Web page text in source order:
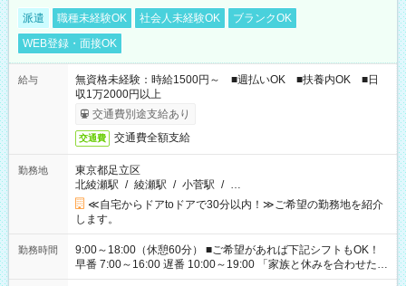
派遣 職種未経験OK 社会人未経験OK
ブランクOK
WEB登録・面接OK
給与
無資格未経験：時給1500円～ ■週払いOK ■扶養内OK ■日
収1万2000円以上
交通費別途支給あり
交通費 交通費全額支給
勤務地
東京都足立区
北綾瀬駅 / 綾瀬駅 / 小菅駅 / …
≪自宅からドアtoドアで30分以内！≫ご希望の勤務地を紹介
します。
勤務時間
9:00～18:00（休憩60分） ■ご希望があれば下記シフトもOK！
早番 7:00～16:00 遅番 10:00～19:00 「家族と休みを合わせた
い」 「余裕を持って夕飯の準備がしたい」 「できれば残業はし